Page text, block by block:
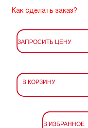
Как сделать заказ?
ЗАПРОСИТЬ ЦЕНУ
В КОРЗИНУ
В ИЗБРАННОЕ